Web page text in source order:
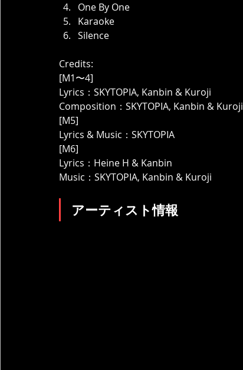
One By One
Karaoke
Silence
Credits:
[M1〜4]
Lyrics：SKYTOPIA, Kanbin & Kuroji
Composition：SKYTOPIA, Kanbin & Kuroji
[M5]
Lyrics & Music：SKYTOPIA
[M6]
Lyrics：Heine H & Kanbin
Music：SKYTOPIA, Kanbin & Kuroji
アーティスト情報